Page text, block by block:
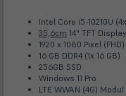
Intel Core i5-10210U
35,6cm 14" TFT
1920 x 1080 Pixel (FHD)
16 GB DDR4 (1x 16 GB)
256GB SSD
Windows 11 Pro
LTE WWAN (4G)